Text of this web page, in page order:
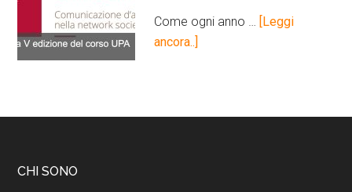
Come ogni anno … [Leggi
ancora..]
CHI SONO